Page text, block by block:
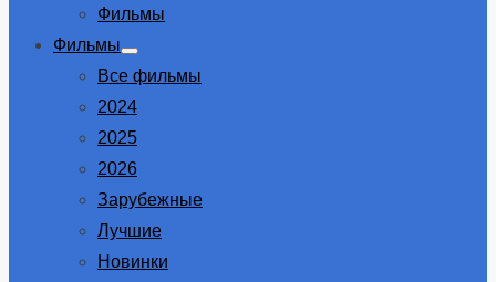
Фильмы
Фильмы
Show
sub
Все фильмы
2024
2025
2026
Зарубежные
Лучшие
Новинки